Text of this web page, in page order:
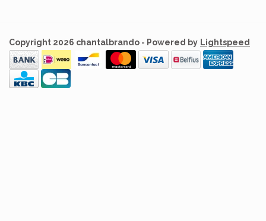
Copyright 2026 chantalbrando - Powered by Lightspeed